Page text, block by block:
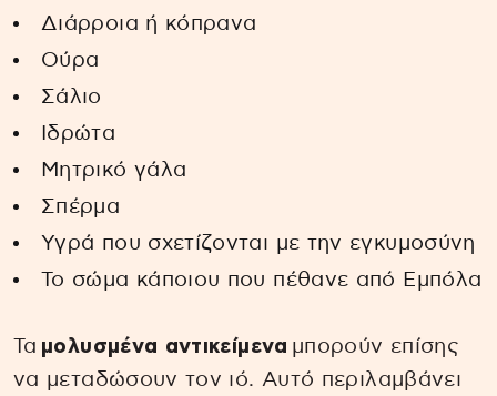
Διάρροια ή κόπρανα
Ούρα
Σάλιο
Ιδρώτα
Μητρικό γάλα
Σπέρμα
Υγρά που σχετίζονται με την εγκυμοσύνη
Το σώμα κάποιου που πέθανε από Εμπόλα
Τα μολυσμένα αντικείμενα μπορούν επίσης
να μεταδώσουν τον ιό. Αυτό περιλαμβάνει